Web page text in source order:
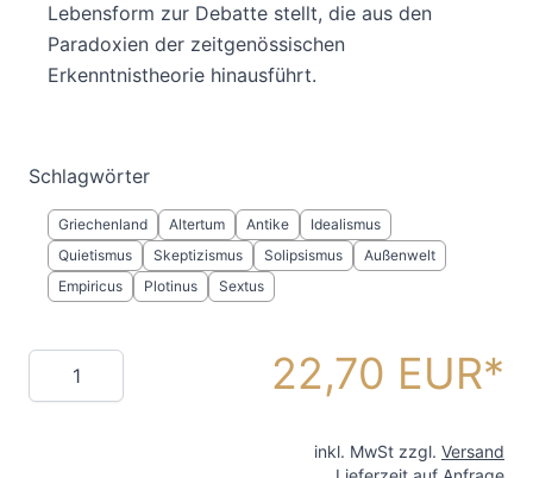
Lebensform zur Debatte stellt, die aus den
Paradoxien der zeitgenössischen
Erkenntnistheorie hinausführt.
Schlagwörter
Griechenland Altertum Antike
Idealismus
Quietismus
Skeptizismus Solipsismus
Außenwelt
Empiricus
Plotinus Sextus
Menge 22,70 EUR
inkl. MwSt zzgl. Versand